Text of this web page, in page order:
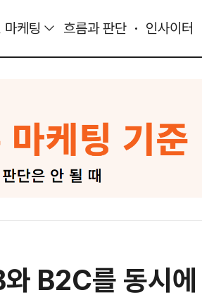
마케팅 흐름과 판단 인사이터
B2C를 동시